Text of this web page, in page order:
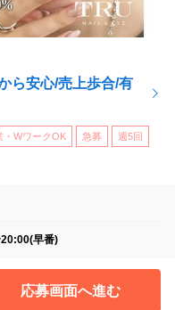
ら安心/売上歩合/有
・WワークOK 急募 週5回
早番)
応募画面へ進む